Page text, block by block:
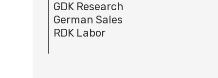
GDK Research
German Sales
RDK Labor